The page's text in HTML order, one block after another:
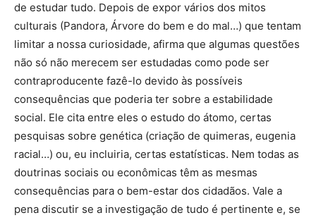
de estudar tudo. Depois de expor vários dos mitos
culturais (Pandora, Árvore do bem e do mal…) que tentam
limitar a nossa curiosidade, afirma que algumas questões
não só não merecem ser estudadas como pode ser
contraproducente fazê-lo devido às possíveis
consequências que poderia ter sobre a estabilidade
social. Ele cita entre eles o estudo do átomo, certas
pesquisas sobre genética (criação de quimeras, eugenia
racial…) ou, eu incluiria, certas estatísticas. Nem todas as
doutrinas sociais ou econômicas têm as mesmas
consequências para o bem-estar dos cidadãos. Vale a
pena discutir se a investigação de tudo é pertinente e, se